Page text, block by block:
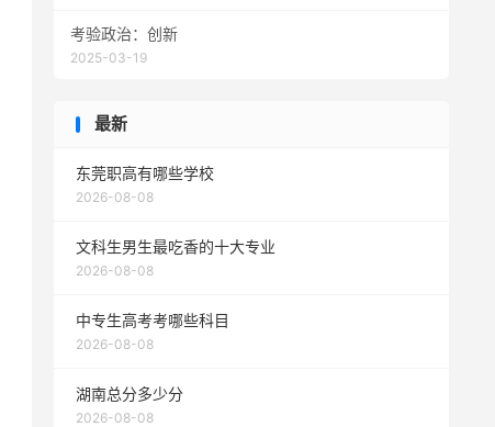
考验政治：创新
2025-03-19
最新
东莞职高有哪些学校
2026-08-08
文科生男生最吃香的十大专业
2026-08-08
中专生高考考哪些科目
2026-08-08
湖南总分多少分
2026-08-08